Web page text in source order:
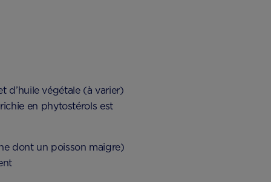
d’huile végétale (à varier)
en phytostérols est
dont un poisson maigre)